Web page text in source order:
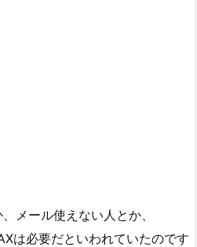
メール使えない人とか、
必要だといわれていたのです